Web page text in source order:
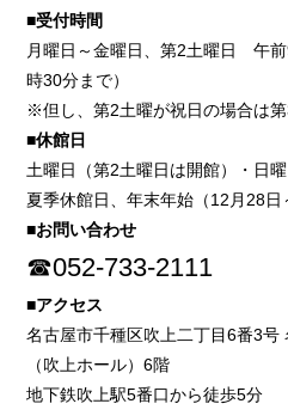
■受付時間
月曜日～金曜日、第2土曜日 午
時30分まで）
※但し、第2土曜が祝日の場合は
■休館日
土曜日（第2土曜日は開館）・日曜
夏季休館日、年末年始（12月28日
■お問い合わせ
☎052-733-2111
■アクセス
名古屋市千種区吹上二丁目6番3号
（吹上ホール）6階
地下鉄吹上駅5番口から徒歩5分